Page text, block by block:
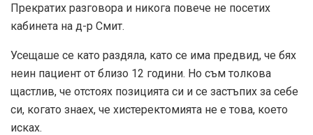
Прекратих разговора и никога повече не посетих
кабинета на д-р Смит.
Усещаше се като раздяла, като се има предвид, че бях
неин пациент от близо 12 години. Но съм толкова
щастлив, че отстоях позицията си и се застъпих за себе
си, когато знаех, че хистеректомията не е това, което
исках.